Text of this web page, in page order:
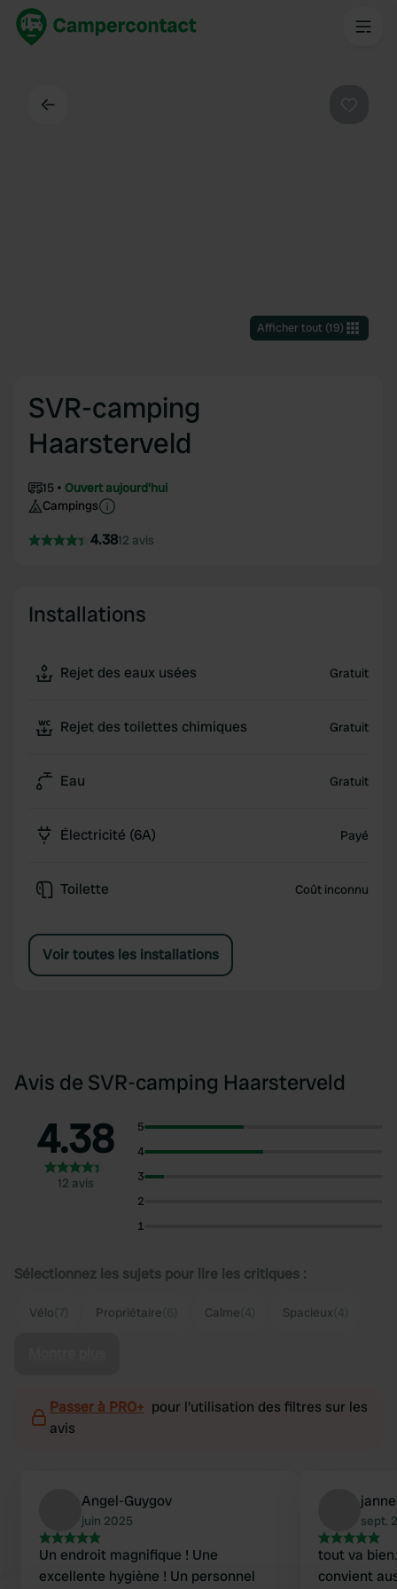
Afficher tout(19)
SVR-camping
Haarsterveld
15
Ouvert aujourd'hui
Campings
4.3812 avis
Installations
Rejet des eaux usées Gratuit
Rejet des toilettes chimiques Gratuit
Eau Gratuit
Électricité (6A) Payé
Toilette Coût inconnu
Voir toutes les installations
Avis de SVR-camping Haarsterveld
4.38
12 avis
5
4
3
2
1
Sélectionnez les sujets pour lire les critiques :
Vélo Propriétaire Calme Spacieux
Passer à PRO+ pour l'utilisation des filtres sur les
avis
Angel-Guygov
juin 2025
Un endroit magnifique ! Une
excellente hygiène ! Un personnel
sept.
tout va
convient